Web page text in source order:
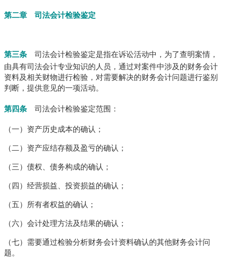
第二章 司法会计检验鉴定
第三条 司法会计检验鉴定是指在诉讼活动中，为了查明案情，
由具有司法会计专业知识的人员，通过对案件中涉及的财务会计
资料及相关财物进行检验，对需要解决的财务会计问题进行鉴别
判断，提供意见的一项活动。
第四条 司法会计检验鉴定范围：
（一）资产历史成本的确认；
（二）资产应结存额及盈亏的确认；
（三）债权、债务构成的确认；
（四）经营损益、投资损益的确认；
（五）所有者权益的确认；
（六）会计处理方法及结果的确认；
（七）需要通过检验分析财务会计资料确认的其他财务会计问
题。